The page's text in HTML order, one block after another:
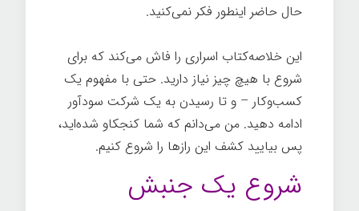
حال حاضر اینطور فکر نمی‌کنید.
این خلاصه‌کتاب اسراری را فاش می‌کند که برای
شروع با هیچ چیز نیاز دارید. حتی با مفهوم یک
کسب‌وکار – و تا رسیدن به یک شرکت سودآور
ادامه دهید. من می‌دانم که شما کنجکاو شده‌اید،
پس بیایید کشف این رازها را شروع کنیم.
شروع یک جنبش